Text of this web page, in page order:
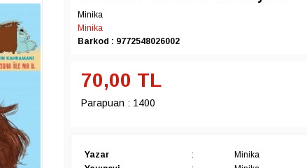
Minika
Minika
Barkod : 9772548026002
70,00 TL
Parapuan : 1400
Yazar :
Minika